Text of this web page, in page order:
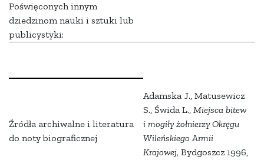
Poświęconych innym
dziedzinom nauki i sztuki lub
publicystyki:
Źródła archiwalne i literatura
do noty biograficznej
Adamska J., Matusewicz
S., Świda L., Miejsca bitew
i mogiły żołnierzy Okręgu
Wileńskiego Armii
Krajowej, Bydgoszcz 1996,